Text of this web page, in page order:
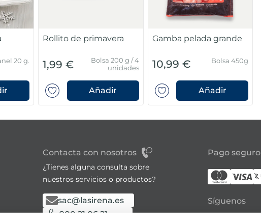
20 g.
Rollito de primavera
1,99 €
Bolsa 200 g / 4
unidades
Añadir
Gamba pelada grande
10,99 € Bolsa 450g
Añadir
Contacta con nosotros
¿Tienes alguna consulta sobre
nuestros servicios o productos?
sac@lasirena.es
900 21 06 21
Pago seguro
Síguenos